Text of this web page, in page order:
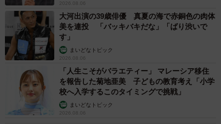
大きな賞なのですが、アンデジ4の佳作インパクトが衝撃的
過ぎて霞んでいます…」と話しています。
◾️かみたばさんのＸ https://x.com/kamitabaphoto
2026.08.06
大河出演の39歳俳優 真夏の海で赤銅色の肉体
美を連投 「バッキバキだな」「ばり渋いで
す」
まいどなトピック
2026.08.06
「人生こそがバラエティー」 マレーシア移住
を報告した菊地亜美 子どもの教育考え「小学
校へ入学するこのタイミングで挑戦」
まいどなトピック
2026.08.06